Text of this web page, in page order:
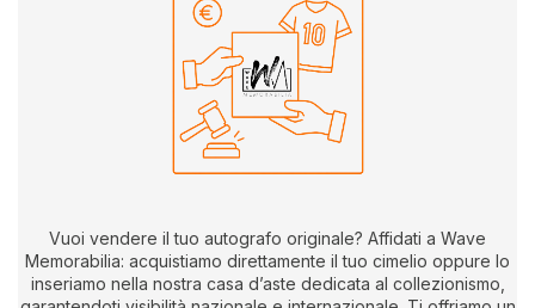
Vuoi vendere il tuo autografo originale? Affidati a Wave
Memorabilia: acquistiamo direttamente il tuo cimelio oppure lo
inseriamo nella nostra casa d’aste dedicata al collezionismo,